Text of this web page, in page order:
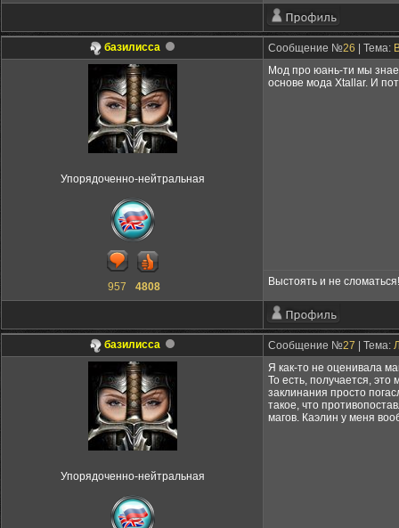
базилисса Сообщение №26 | Тема:
Упорядоченно-нейтральная
957 4808
Мод про юань-ти мы
основе мода Xtallar. И
Выстоять и не сломаться!
базилисса Сообщение №27 | Тема:
Упорядоченно-нейтральная
Я как-то не оценивала
То есть, получается,
заклинания просто
такое, что
магов. Каэлин у меня